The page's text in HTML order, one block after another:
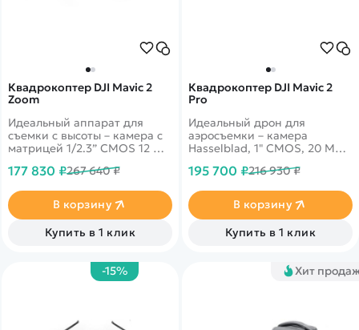
Квадрокоптер DJI Mavic 2
Zoom
Идеальный аппарат для
съемки с высоты – камера с
матрицей 1/2.3” CMOS 12 Мп
зумом для сверхвысокого
Видео 4K. Дальность до 8 км.
Полет 31 минуту.
177 830 ₽267 640 ₽
В корзину
Купить в 1 клик
Квадрокоптер DJI Mavic 2
Pro
Идеальный дрон для
аэросъемки – камера
Hasselblad, 1" CMOS, 20 Мп.
Полет 31 минуту.
195 700 ₽216 930 ₽
В корзину
Купить в 1 клик
-15% Хит